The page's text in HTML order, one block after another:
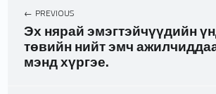
PREVIOUS
Эх нярай эмэгтэйчүүдийн
төвийн нийт эмч
мэнд хүргэе.